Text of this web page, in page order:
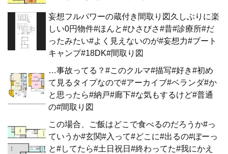
妄想フルパワーの蔵付き間取り図久しぶりに楽
しい0円物件#ほんと#ひさびさ#昔#診療所#だ
ったみたい#よく見えないのが#妄想力#ブート
キャンプ#18DK#間取り図
…事故ってる？#このクルマ#描写#好き#初め
て見るタイプなので#アーカイブ#ベランダ#か
と思ったら#納戸#廊下#な気もするけど#普通
の#間取り図
この場合、ご飯はどこで食べるのだろうか#っ
ていうか#玄関#入って#どこに#出るの#ぼーっ
と#してたら#土日祝日#終わってた#我にかえ